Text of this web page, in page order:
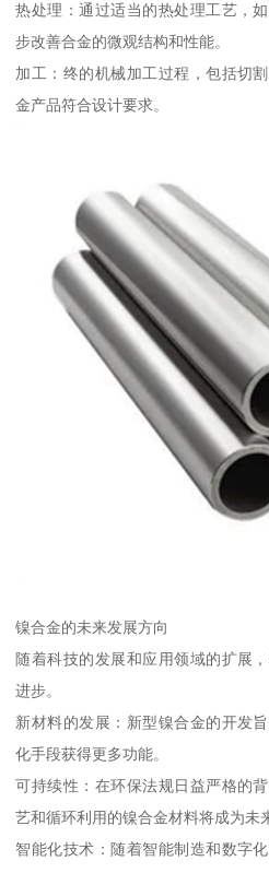
热处理：通过适当的热处理工艺，
步改善合金的微观结构和性能。
加工：终的机械加工过程，包括切
金产品符合设计要求。
镍合金的未来发展方向
随着科技的发展和应用领域的扩展
进步。
新材料的发展：新型镍合金的开发
化手段获得更多功能。
可持续性：在环保法规日益严格的
艺和循环利用的镍合金材料将成为未
智能化技术：随着智能制造和数字